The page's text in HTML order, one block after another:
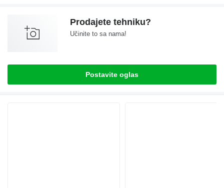
Prodajete tehniku?
Učinite to sa nama!
Postavite oglas